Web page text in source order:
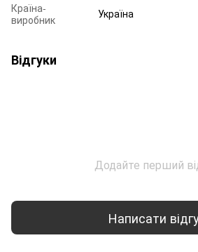
Країна-
виробник
Україна
Відгуки
Додайте перший
Написати